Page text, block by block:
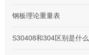
钢板理论重量表
S30408和304区别是什么